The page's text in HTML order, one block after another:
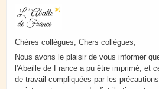
Chères collègues, Chers collègues,
Nous avons le plaisir de vous informer
l'Abeille de France a pu être imprimé, et
de travail compliquées par les